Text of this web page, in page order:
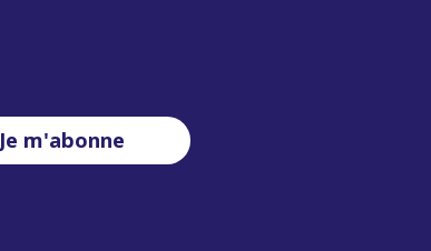
Je m'abonne